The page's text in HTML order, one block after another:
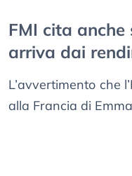
FMI cita
arriva dai
L’avvertimento che
alla Francia di